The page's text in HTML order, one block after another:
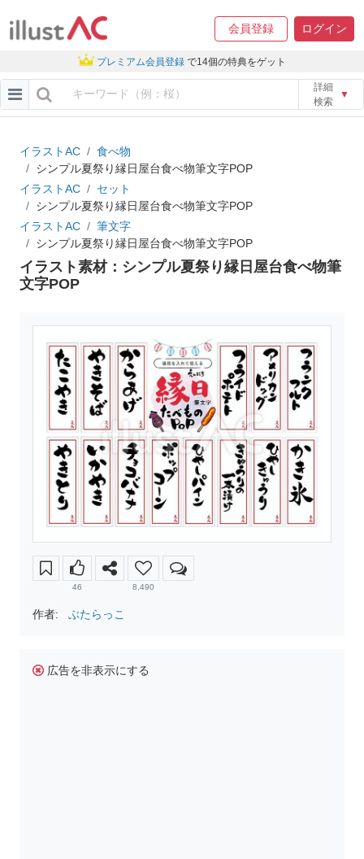
会員登録 ログイン
プレミアム会員登録 で14個の特典をゲット
詳細
検索
▼
イラストAC
食べ物
シンプル夏祭り縁日屋台食べ物筆文字POP
イラストAC
セット
シンプル夏祭り縁日屋台食べ物筆文字POP
イラストAC
筆文字
シンプル夏祭り縁日屋台食べ物筆文字POP
イラスト素材：シンプル夏祭り縁日屋台食べ物筆
文字POP
46 8,490
作者: ぶたらっこ
広告を非表示にする